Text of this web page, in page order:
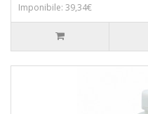
Imponibile: 39,34€